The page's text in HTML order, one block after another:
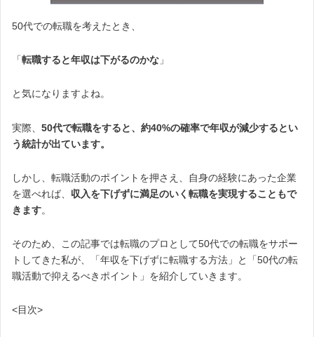
50代での転職を考えたとき、
「転職すると年収は下がるのかな 」
と気になりますよね。
実際、 50代で転職をすると、約40%の確率で年収が減少するとい
う統計が出ています。
しかし、転職活動のポイントを押さえ、自身の経験にあった企業
を選べれば、 収入を下げずに満足のいく転職を実現することもで
きます。
そのため、この記事では転職のプロとして50代での転職をサポー
トしてきた私が、「年収を下げずに転職する方法」と「50代の転
職活動で抑えるべきポイント」を紹介していきます。
<目次>